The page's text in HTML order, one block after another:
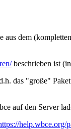
dem
beschrieben ist
das "große"
auf den Server
help.wbce.org/